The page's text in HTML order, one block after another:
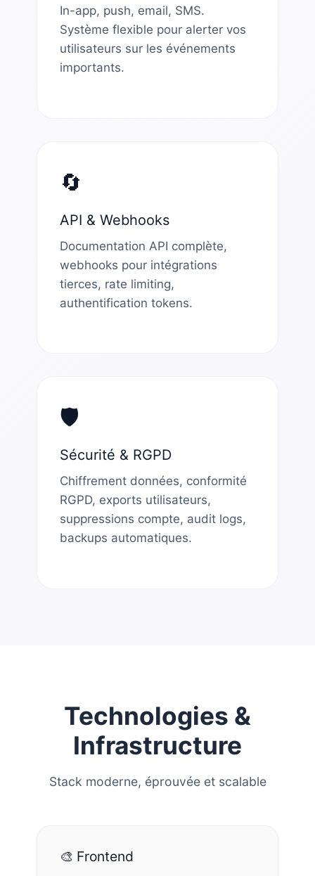
In-app, push, email, SMS.
Système flexible pour alerter vos
utilisateurs sur les événements
importants.
🔄
API & Webhooks
Documentation API complète,
webhooks pour intégrations
tierces, rate limiting,
authentification tokens.
🛡️
Sécurité & RGPD
Chiffrement données, conformité
RGPD, exports utilisateurs,
suppressions compte, audit logs,
backups automatiques.
Technologies &
Infrastructure
Stack moderne, éprouvée et scalable
🎨 Frontend